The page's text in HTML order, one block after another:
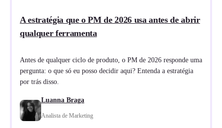
A estratégia que o PM de 2026 usa antes de abrir
qualquer ferramenta
Antes de qualquer ciclo de produto, o PM de 2026 responde uma
pergunta: o que só eu posso decidir aqui? Entenda a estratégia
por trás disso.
Luanna Braga
Analista de Marketing